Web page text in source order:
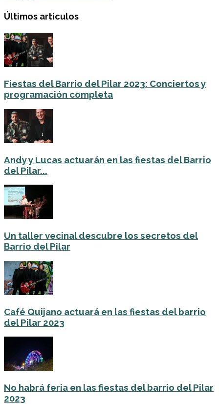
Últimos artículos
Fiestas del Barrio del Pilar 2023: Conciertos y
programación completa
Andy y Lucas actuarán en las fiestas del Barrio
del Pilar...
Un taller vecinal descubre los secretos del
Barrio del Pilar
Café Quijano actuará en las fiestas del barrio
del Pilar 2023
No habrá feria en las fiestas del barrio del Pilar
2023